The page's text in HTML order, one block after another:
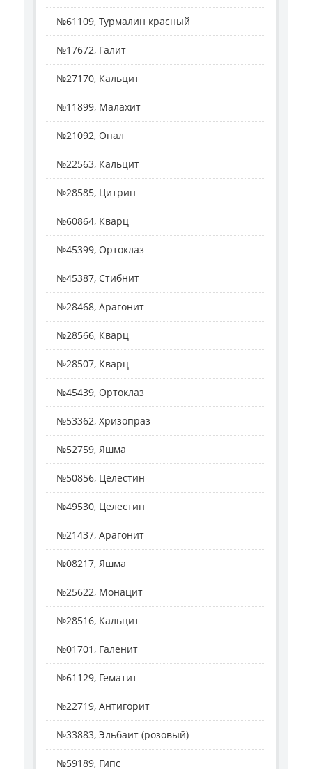
№61109, Турмалин красный
№17672, Галит
№27170, Кальцит
№11899, Малахит
№21092, Опал
№22563, Кальцит
№28585, Цитрин
№60864, Кварц
№45399, Ортоклаз
№45387, Стибнит
№28468, Арагонит
№28566, Кварц
№28507, Кварц
№45439, Ортоклаз
№53362, Хризопраз
№52759, Яшма
№50856, Целестин
№49530, Целестин
№21437, Арагонит
№08217, Яшма
№25622, Монацит
№28516, Кальцит
№01701, Галенит
№61129, Гематит
№22719, Антигорит
№33883, Эльбаит (розовый)
№59189, Гипс